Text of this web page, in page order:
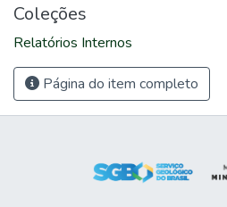
Coleções
Relatórios Internos
Página do item completo